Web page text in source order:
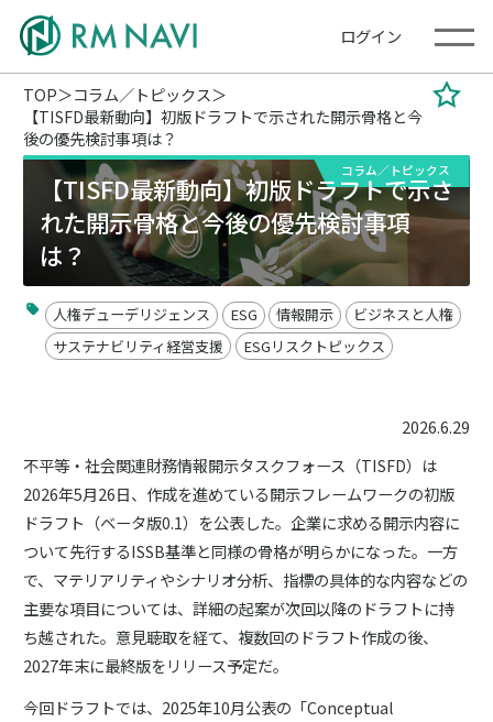
ログイン
TOP
コラム／トピックス
【TISFD最新動向】初版ドラフトで示された開示骨格と今
後の優先検討事項は？
コラム／トピックス
【TISFD最新動向】初版ドラフトで示さ
れた開示骨格と今後の優先検討事項
は？
人権デューデリジェンス ESG 情報開示
ビジネスと人権
サステナビリティ経営支援
ESGリスクトピックス
2026.6.29
不平等・社会関連財務情報開示タスクフォース（TISFD）は
2026年5月26日、作成を進めている開示フレームワークの初版
ドラフト（ベータ版0.1）を公表した。企業に求める開示内容に
ついて先行するISSB基準と同様の骨格が明らかになった。一方
で、マテリアリティやシナリオ分析、指標の具体的な内容などの
主要な項目については、詳細の起案が次回以降のドラフトに持
ち越された。意見聴取を経て、複数回のドラフト作成の後、
2027年末に最終版をリリース予定だ。
今回ドラフトでは、2025年10月公表の「Conceptual